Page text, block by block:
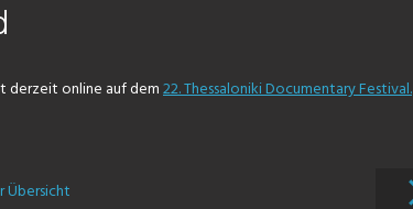
derzeit online auf dem22. Thessaloniki Documentary Festival.
Übersicht